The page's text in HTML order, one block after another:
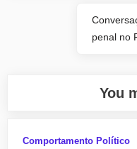
Next
Post:
penal no
You
Comportamento Político